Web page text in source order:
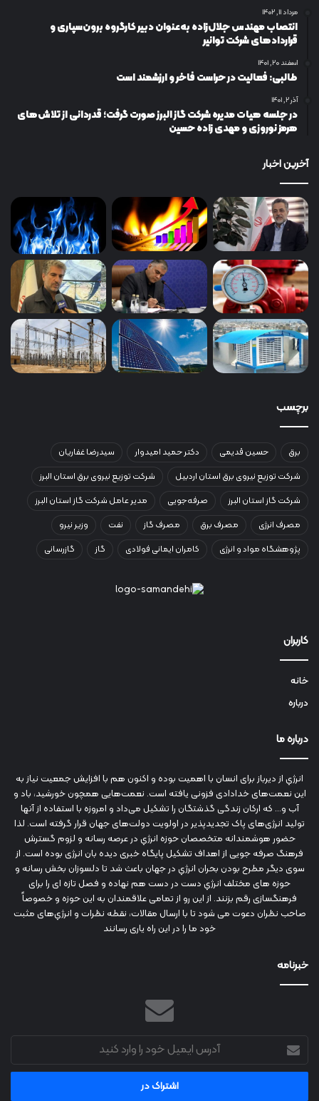
مرداد ۱۱, ۱۴۰۲
انتصاب مهندس جلال‌زاده به‌عنوان دبیر كارگروه برون‌سپاری و
قراردادهای شركت توانیر
اسفند ۲۰, ۱۴۰۱
طالبی: فعالیت در حراست فاخر و ارزشمند است
آذر ۲, ۱۴۰۱
در جلسه هیات مدیره شرکت گاز البرز صورت گرفت؛ قدردانی از تلاش‌های
هرمز نوروزی و مهدی زاده حسین
آخرین اخبار
برچسب
برق حسین قدیمی دکتر حمید امیدوار
سیدرضا غفاریان
شرکت توزیع نیروی برق استان اردبیل
شرکت توزیع نیروی برق استان البرز
شرکت گاز استان البرز
صرفه‌جویی
مدیر عامل شرکت گاز استان البرز
مصرف انرژی
مصرف برق مصرف گاز نفت
وزیر نیرو
پژوهشگاه مواد و انرژی
کامران ایمانی فولادی گاز گازرسانی
کاربران
خانه
درباره
درباره ما
انرژي‌ از دیرباز برای انسان با اهمیت بوده و اکنون هم با افزایش جمعیت نیاز به
این نعمت‌های خدادادی فزونی یافته است. نعمت‌هایی همچون خورشید، باد و
آب و... که ارکان زندگی گذشتگان را تشکیل می‌داد و امروزه با استفاده از آنها
تولید انرژی‌های پاک تجدیدپذیر در اولویت دولت‌های جهان قرار گرفته است. لذا
حضور هوشمندانه متخصصان حوزه انرژي در عرصه رسانه و لزوم گسترش
فرهنگ صرفه جویی از اهداف تشکیل پایگاه خبری دیده بان انرژی بوده است. از
سوی دیگر مطرح بودن بحران انرژي در جهان باعث شد تا دلسوزان بخش رسانه و
حوزه های مختلف انرژي دست در دست هم نهاده و فصل تازه ای را برای
فرهنگسازی رقم بزنند. از این رو از تمامی علاقمندان به این حوزه و خصوصاً
صاحب نظران دعوت می شود تا با ارسال مقالات، نقطه نظرات و انرژي‌های مثبت
خود ما را در این راه یاری رسانند
خبرنامه
آدرس
ایمیل
خود